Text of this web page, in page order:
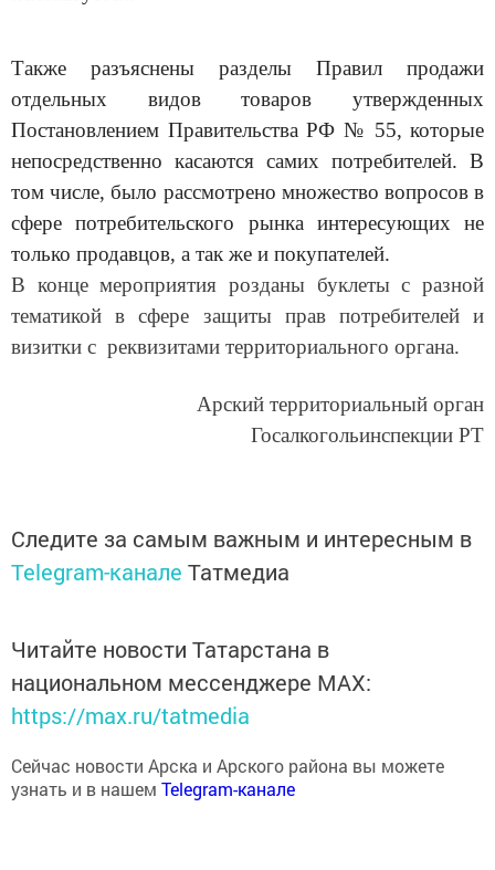
отдельных видов товаров утвержденных
Постановлением Правительства РФ № 55, которые
непосредственно касаются самих потребителей. В
том числе, было рассмотрено множество вопросов в
сфере потребительского рынка интересующих не
только продавцов, а так же и покупателей.
В конце мероприятия розданы буклеты с разной
тематикой в сфере защиты прав потребителей и
визитки с реквизитами территориального органа.
Госалкогольинспекции РТ
Telegram-каналеТатмедиа
Читайте новости Татарстана в
национальном мессенджере MАХ:
https://max.ru/tatmedia
узнать и в нашемTelegram-канале